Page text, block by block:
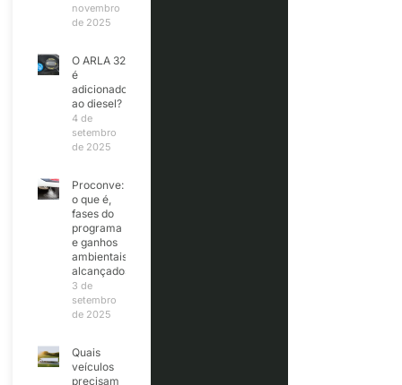
novembro
de 2025
O ARLA 32
é
adicionado
ao diesel?
4 de
setembro
de 2025
Proconve:
o que é,
fases do
programa
e ganhos
ambientais
alcançados
3 de
setembro
de 2025
Quais
veículos
precisam